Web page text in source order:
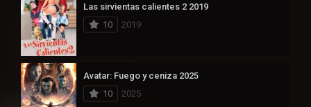
Las sirvientas calientes 2 2019
10
2019
Avatar: Fuego y ceniza 2025
10
2025